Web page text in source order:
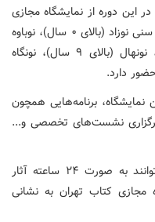
از ۶۰ سال سابقه در این دوره از نمایشگاه مجازی
کتاب، با کتاب‌های مناسب برای گروه‌های سنی نوزاد (بالای ۰ سال)، نوباوه
(بالای ۴ سال)، نوخوان (بالای ۷ سال)، نونهال (بالای ۹ سال)، نونگاه
نمایشگاه، برنامه‌هایی همچون
برگزاری نشست‌های تخصصی و...
مخاطبان کتاب‌های کودک و نوجوان می‌توانند به صورت ۲۴ ساعته آثار
مجازی کتاب تهران به نشانی